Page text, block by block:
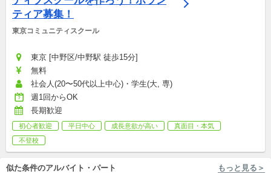
ティア募集！
東京コミュニティスクール
東京 [中野区/中野駅 徒歩15分]
無料
社会人(20〜50代以上中心)・学生(大, 専)
週1回からOK
長期歓迎
初心者歓迎 平日中心 成長意欲が高い
真面目・本気
不登校
似た条件のアルバイト・パート もっと見る＞